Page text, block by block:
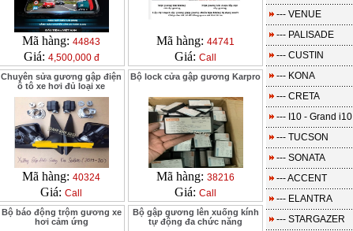
Mã hàng: 44843
Giá: 4,500,000 đ
Mã hàng: 44741
Giá: Call
Chuyên sửa gương gập điện
ô tô xe hơi đủ loại xe
Mã hàng: 40324
Giá: Call
Bộ lock cửa gập gương Karpro
Mã hàng: 38216
Giá: Call
Bộ báo động trộm gương xe
hơi cảm ứng
Bộ gập gương lên xuống kính
tự động đa chức năng
--- VENUE
--- PALISADE
--- CUSTIN
--- KONA
--- CRETA
--- I10 - Grand i10
--- TUCSON
--- SONATA
--- ACCENT
--- ELANTRA
--- STARGAZER